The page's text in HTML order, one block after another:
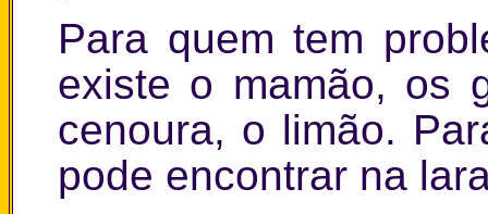
Para quem tem
existe o mamão, os
cenoura, o limão.
pode encontrar na